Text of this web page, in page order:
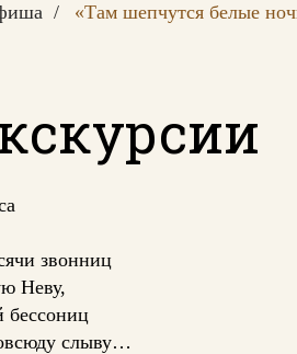
/ «Там шепчутся белые
звонниц
Неву,
бессониц
слыву…